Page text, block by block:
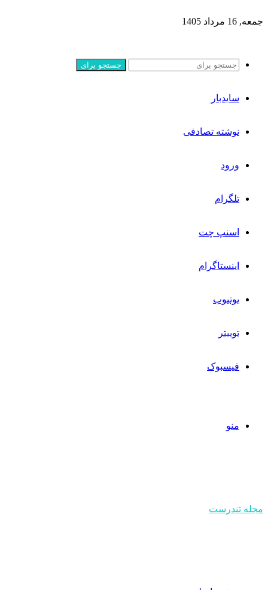
جمعه, 16 مرداد 1405
جستجو برای
سایدبار
نوشته تصادفی
ورود
تلگرام
اسنپ چت
اینستاگرام
یوتیوب
توییتر
فیسبوک
منو
مجله تندرست